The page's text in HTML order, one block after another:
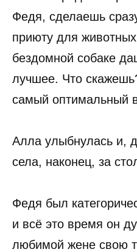
Федя, сделаешь
приюту для
бездомной собаке
лучшее. Что
самый оптимальный
Алла улыбнулась и,
села, наконец, за
Федя был
и всё это время он
любимой жене свою